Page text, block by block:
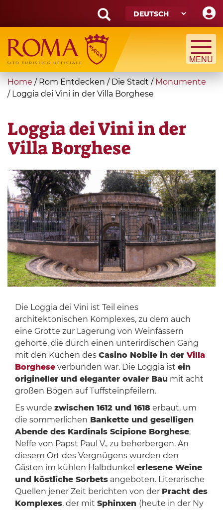
main
content
Search
form
Suche
You
are
Home / Rom Entdecken / Die Stadt / Monumente
/ Loggia dei Vini in der Villa Borghese
Loggia dei Vini in der
Villa Borghese
Die Loggia dei Vini ist Teil eines
architektonischen Komplexes, zu dem auch
eine Grotte zur Lagerung von Weinfässern
gehörte, die durch einen unterirdischen Gang
mit den Küchen des Casino Nobile in der Villa
Borgheseverbunden war. Die Loggia ist ein
origineller und eleganter ovaler Bau mit acht
großen Bögen auf Tuffsteinpfeilern.
Es wurde zwischen 1612 und 1618erbaut, um
die sommerlichen Bankette und geselligen
Abende des Kardinals Scipione Borghese,
Neffe von Papst Paul V., zu beherbergen. An
diesem Ort des Vergnügens wurden den
Gästen im kühlen Halbdunkel erlesene Weine
und köstliche Sorbetsangeboten. Literarische
Quellen jener Zeit berichten von der Pracht des
Komplexes, der mit Sphinxen (heute in der Ny